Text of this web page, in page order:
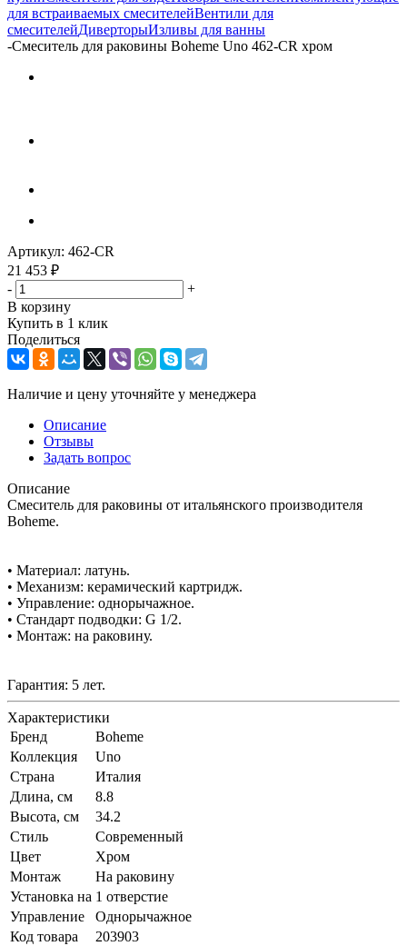
для встраиваемых смесителейВентили для
смесителейДиверторыИзливы для ванны
-Смеситель для раковины Boheme Uno 462-CR хром
Артикул: 462-CR
21 453 ₽
-
+
В корзину
Купить в 1 клик
Поделиться
Наличие и цену уточняйте у менеджера
Описание
Отзывы
Задать вопрос
Описание
Смеситель для раковины от итальянского производителя
Boheme.
• Материал: латунь.
• Механизм: керамический картридж.
• Управление: однорычажное.
• Стандарт подводки: G 1/2.
• Монтаж: на раковину.
Гарантия: 5 лет.
Характеристики
Бренд
Boheme
Коллекция
Uno
Страна
Италия
Длина, см
8.8
Высота, см
34.2
Стиль
Современный
Цвет
Хром
Монтаж
На раковину
Установка на 1 отверстие
Управление
Однорычажное
Код товара
203903